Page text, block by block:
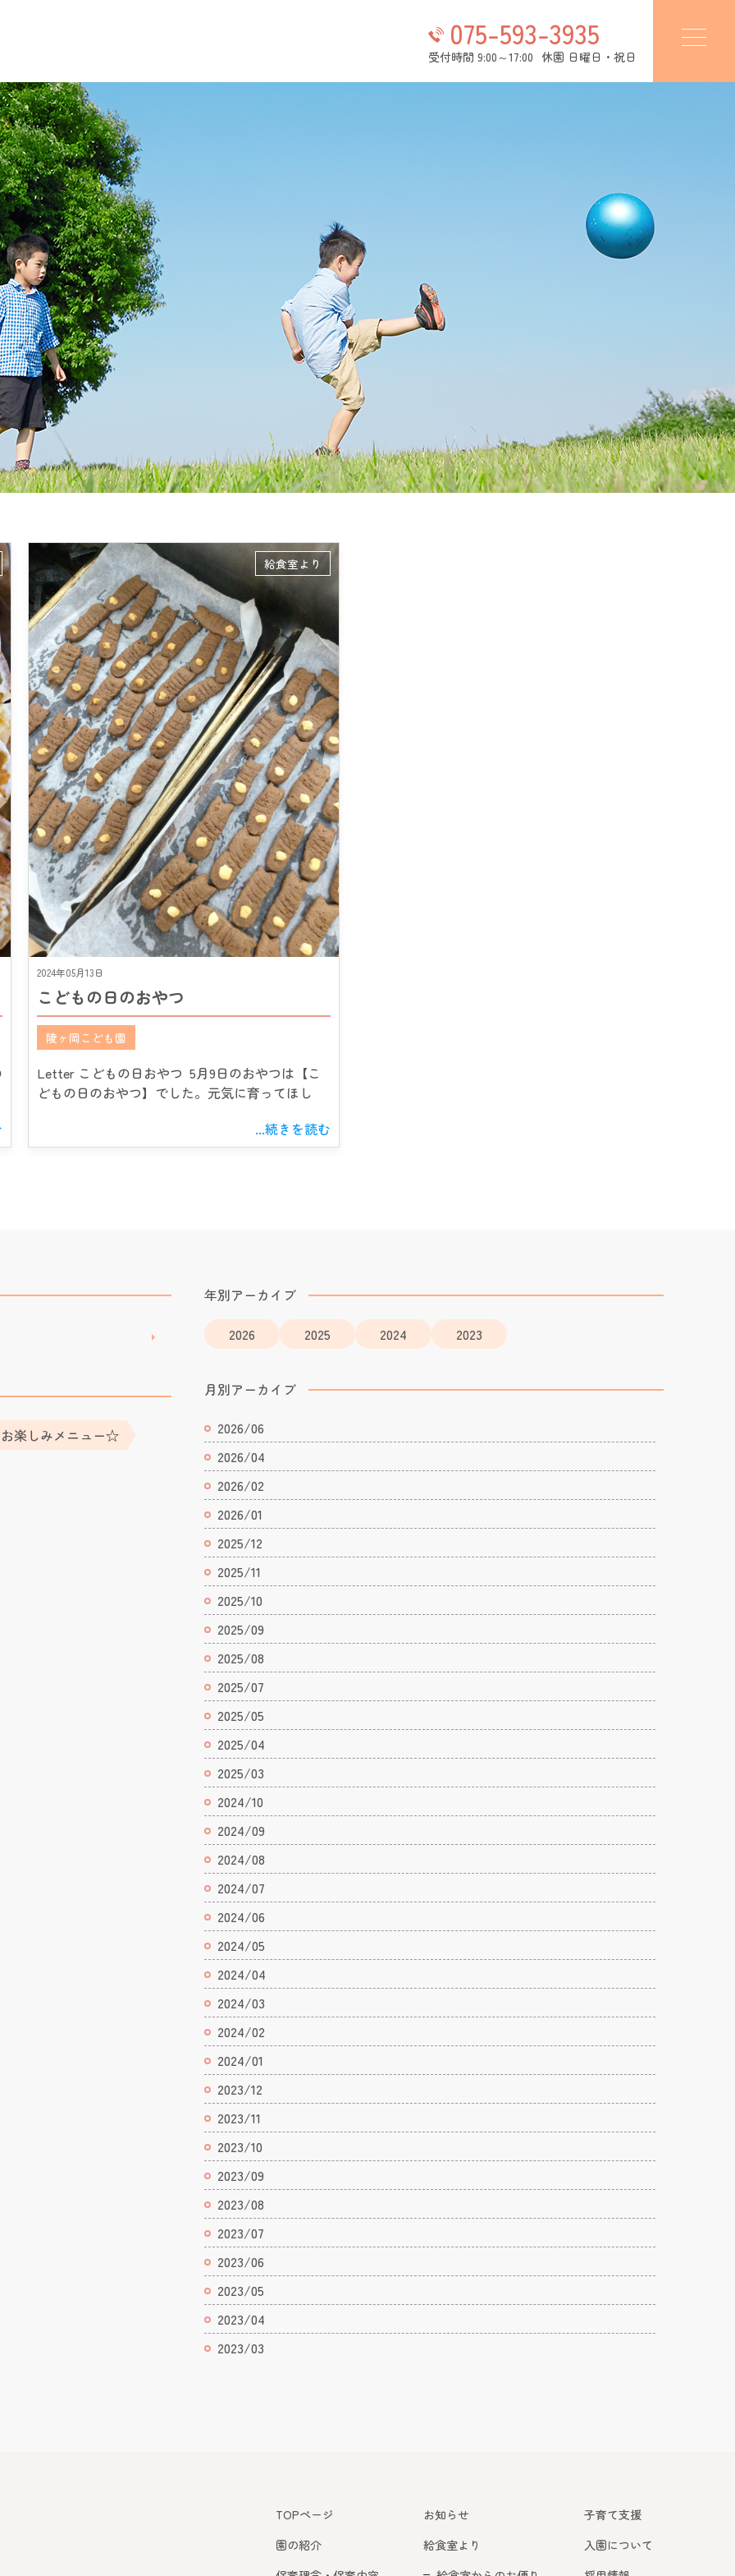
075-593-3935
受付時間 9:00～17:00 休園 日曜日・祝日
2024年05月13日
こどもの日のおやつ
給食室より
陵ヶ岡こども園
Letter こどもの日おやつ 5月9日のおやつは【こ
どもの日のおやつ】でした。元気に育ってほし
...続きを読む
お楽しみメニュー☆
年別アーカイブ
2026
2025 2024 2023
月別アーカイブ
2026/06
2026/04
2026/02
2026/01
2025/12
2025/11
2025/10
2025/09
2025/08
2025/07
2025/05
2025/04
2025/03
2024/10
2024/09
2024/08
2024/07
2024/06
2024/05
2024/04
2024/03
2024/02
2024/01
2023/12
2023/11
2023/10
2023/09
2023/08
2023/07
2023/06
2023/05
2023/04
2023/03
TOPページ
園の紹介
お知らせ
給食室より
子育て支援
入園について